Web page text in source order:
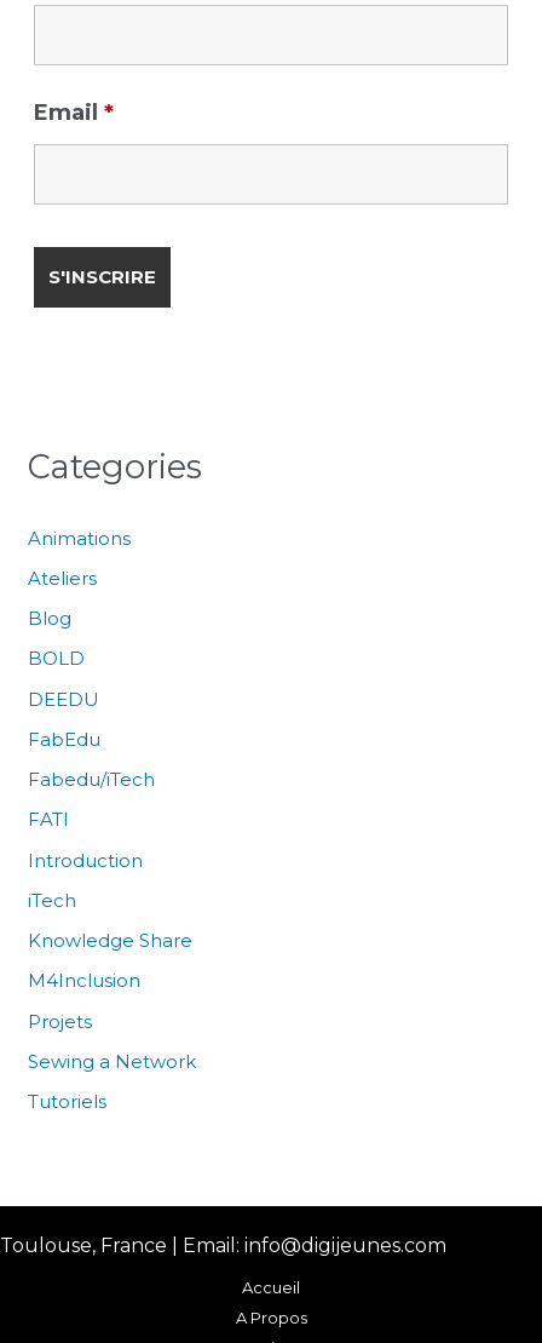
Email*
Categories
Animations
Ateliers
Blog
BOLD
DEEDU
FabEdu
Fabedu/iTech
FATI
Introduction
iTech
Knowledge Share
M4Inclusion
Projets
Sewing a Network
Tutoriels
Toulouse, France | Email: info@digijeunes.com
Accueil
A Propos